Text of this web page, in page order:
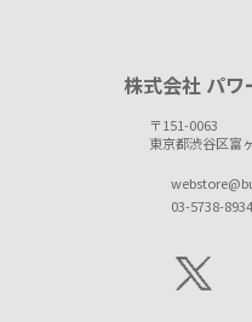
株式会社 パ
〒151-0063
東京都渋谷区富
03-5738-8934